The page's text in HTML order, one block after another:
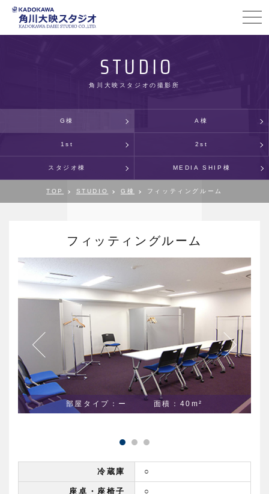
STUDIO
角川大映スタジオの撮影所
G棟 A棟
1st 2st
スタジオ棟 MEDIA SHIP棟
TOP STUDIO G棟 フィッティングルーム
フィッティングルーム
部屋タイプ：ー 面積：40m²
冷蔵庫 ○
座卓・座椅子 ○